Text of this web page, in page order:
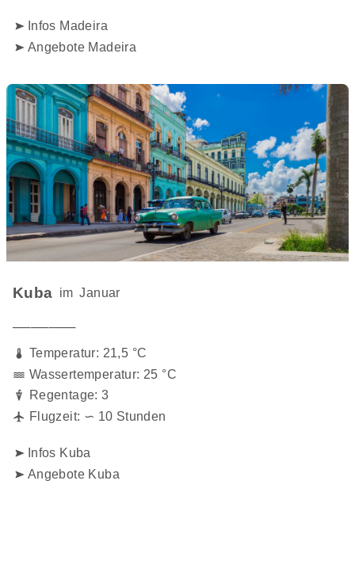
Infos Madeira
Angebote Madeira
Kuba im Januar
───────
Temperatur: 21,5 °C
Wassertemperatur: 25 °C
Regentage: 3
Flugzeit: ∽ 10 Stunden
Infos Kuba
Angebote Kuba